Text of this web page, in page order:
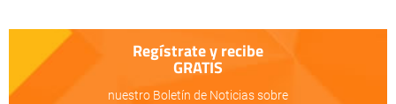
Regístrate y recibe
GRATIS
nuestro Boletín de Noticias sobre